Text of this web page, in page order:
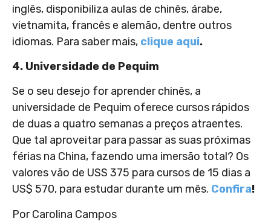
inglês, disponibiliza aulas de chinês, árabe,
vietnamita, francês e alemão, dentre outros
idiomas. Para saber mais, clique aqui.
4. Universidade de Pequim
Se o seu desejo for aprender chinês, a
universidade de Pequim oferece cursos rápidos
de duas a quatro semanas a preços atraentes.
Que tal aproveitar para passar as suas próximas
férias na China, fazendo uma imersão total? Os
valores vão de USS 375 para cursos de 15 dias a
US$ 570, para estudar durante um mês. Confira!
Por Carolina Campos